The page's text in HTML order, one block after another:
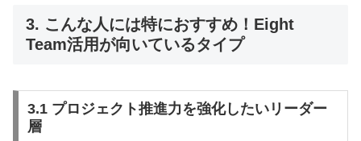
3. こんな人には特におすすめ！Eight
Team活用が向いているタイプ
3.1 プロジェクト推進力を強化したいリーダー
層